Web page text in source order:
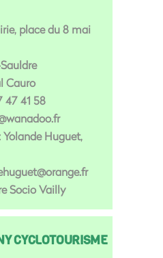
place du 8 mai
Cauro
47 41 58
Huguet,
Socio Vailly
CYCLOTOURISME